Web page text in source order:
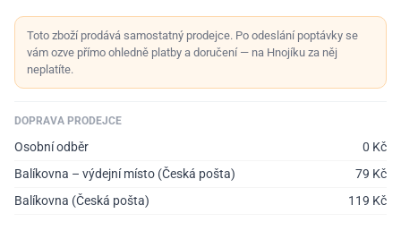
Toto zboží prodává samostatný prodejce. Po odeslání poptávky se
vám ozve přímo ohledně platby a doručení — na Hnojíku za něj
neplatíte.
DOPRAVA PRODEJCE
Osobní odběr 0 Kč
Balíkovna – výdejní místo (Česká pošta)
79 Kč
Balíkovna (Česká pošta)
119 Kč